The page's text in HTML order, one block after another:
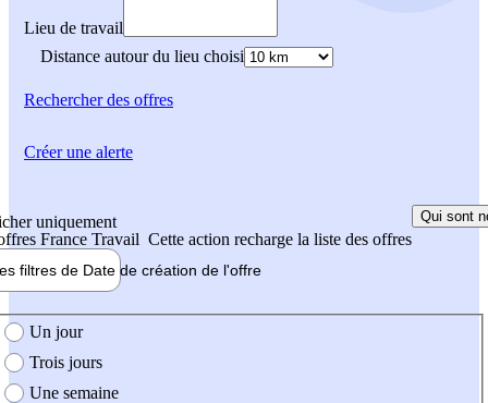
Lieu de travail
Distance autour du lieu choisi
Rechercherdes offres
uniquement
France Travail Cette action recharge la liste des offres
Qui sont
filtres de Date de création de l'offre
création de l'offre
Un jour
Trois jours
Une semaine
Créer une alerte